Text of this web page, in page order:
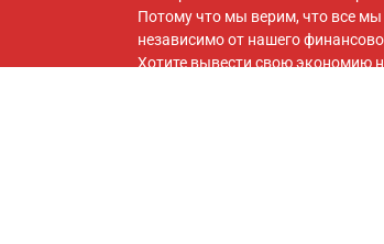
Потому что мы верим, что все
независимо от нашего
Хотите вывести свою экономию